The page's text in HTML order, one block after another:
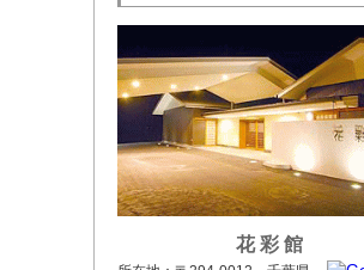
花 彩 館